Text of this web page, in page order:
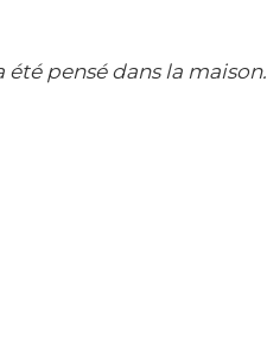
pensé dans la maison.